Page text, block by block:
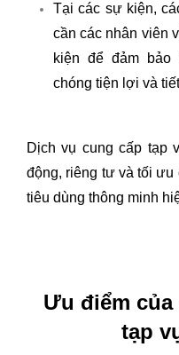
Tại các sự kiện,
cần các nhân viên
kiện để đảm bảo
chóng tiện lợi và
Dịch vụ cung cấp tạp
động, riêng tư và tối
tiêu dùng thông minh
Ưu điểm
tạp